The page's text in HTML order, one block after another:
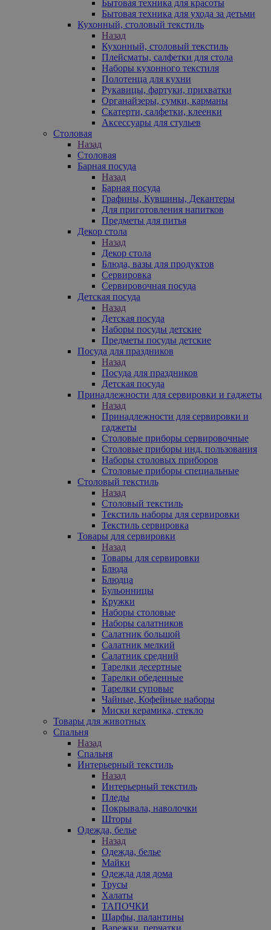
Бытовая техника для красоты
Бытовая техника для ухода за детьми
Кухонный, столовый текстиль
Назад
Кухонный, столовый текстиль
Плейсматы, салфетки для стола
Наборы кухонного текстиля
Полотенца для кухни
Рукавицы, фартуки, прихватки
Органайзеры, сумки, карманы
Скатерти, салфетки, клеенки
Аксессуары для стульев
Столовая
Назад
Столовая
Барная посуда
Назад
Барная посуда
Графины, Кувшины, Декантеры
Для приготовления напитков
Предметы для питья
Декор стола
Назад
Декор стола
Блюда, вазы для продуктов
Сервировка
Сервировочная посуда
Детская посуда
Назад
Детская посуда
Наборы посуды детские
Предметы посуды детские
Посуда для праздников
Назад
Посуда для праздников
Детская посуда
Принадлежности для сервировки и гаджеты
Назад
Принадлежности для сервировки и
гаджеты
Столовые приборы сервировочные
Столовые приборы инд. пользования
Наборы столовых приборов
Столовые приборы специальные
Столовый текстиль
Назад
Столовый текстиль
Текстиль наборы для сервировки
Текстиль сервировка
Товары для сервировки
Назад
Товары для сервировки
Блюда
Блюдца
Бульонницы
Кружки
Наборы столовые
Наборы салатников
Салатник большой
Салатник мелкий
Салатник средний
Тарелки десертные
Тарелки обеденные
Тарелки суповые
Чайные, Кофейные наборы
Миски керамика, стекло
Товары для животных
Спальня
Назад
Спальня
Интерьерный текстиль
Назад
Интерьерный текстиль
Пледы
Покрывала, наволочки
Шторы
Одежда, белье
Назад
Одежда, белье
Майки
Одежда для дома
Трусы
Халаты
ТАПОЧКИ
Шарфы, палантины
Варежки, перчатки